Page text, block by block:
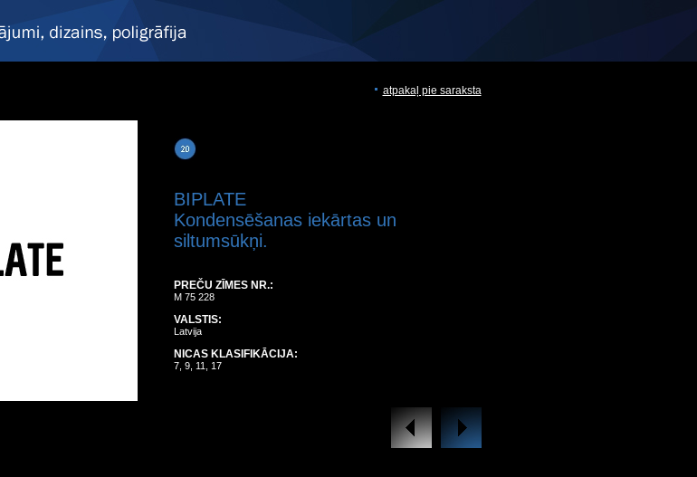
atpakaļ pie saraksta
BIPLATE
Kondensēšanas iekārtas un
siltumsūkņi.
PREČU ZĪMES NR.:
M 75 228
VALSTIS:
Latvija
NICAS KLASIFIKĀCIJA:
7, 9, 11, 17